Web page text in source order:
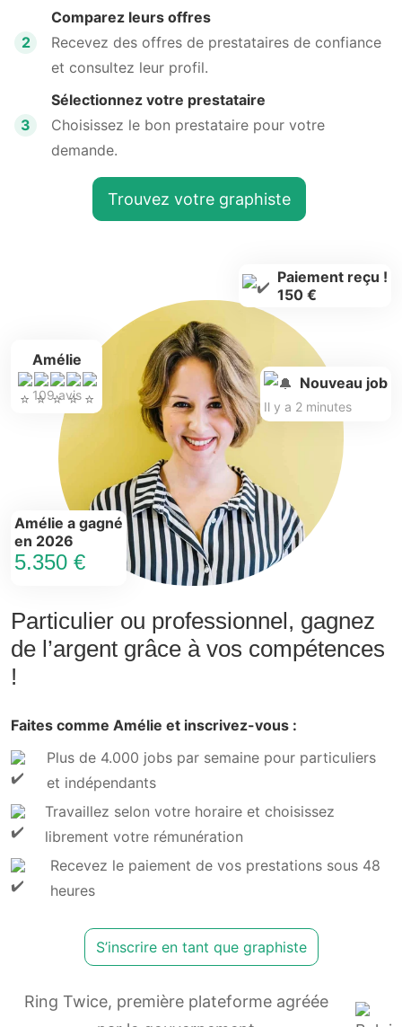
2
Comparez leurs offres
Recevez des offres de prestataires de confiance
et consultez leur profil.
3
Sélectionnez votre prestataire
Choisissez le bon prestataire pour votre
demande.
Trouvez votre graphiste
Particulier ou professionnel, gagnez
de l’argent grâce à vos compétences
!
Faites comme Amélie et inscrivez-vous :
Plus de 4.000 jobs par semaine pour particuliers
et indépendants
Travaillez selon votre horaire et choisissez
librement votre rémunération
Recevez le paiement de vos prestations sous 48
heures
S’inscrire en tant que graphiste
Amélie
109 avis
Amélie a gagné
en 2026
5.350 €
Paiement reçu !
150 €
Nouveau job
Il y a 2 minutes
Ring Twice, première plateforme agréée